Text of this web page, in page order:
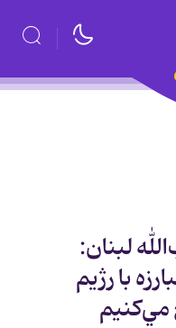
لبنان:
با رژيم